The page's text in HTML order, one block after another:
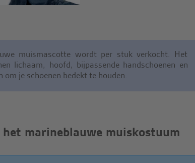
muismascotte wordt per stuk verkocht. Het
lichaam, hoofd, bijpassende handschoenen en
om je schoenen bedekt te houden.
marineblauwe muiskostuum